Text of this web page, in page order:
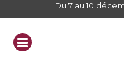
Du 7 au 10